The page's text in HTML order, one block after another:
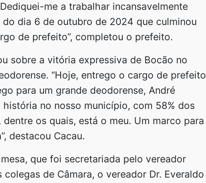
me a trabalhar incansavelmente
dia 6 de outubro de 2024 que culminou
de prefeito”, completou o prefeito.
sobre a vitória expressiva de Bocão no
“Hoje, entrego o cargo de prefeito
para um grande deodorense, André
no nosso município, com 58% dos
os quais, está o meu. Um marco para
destacou Cacau.
que foi secretariada pelo vereador
de Câmara, o vereador Dr. Everaldo